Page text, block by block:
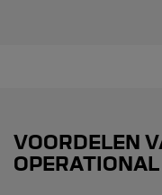
VOORDELEN